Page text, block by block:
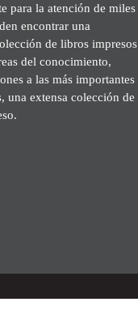
para la atención de miles
encontrar una
de libros impresos
del conocimiento,
a las más importantes
una extensa colección de